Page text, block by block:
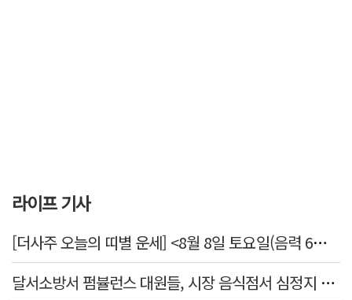
라이프 기사
[더사주 오늘의 띠별 운세] <8월 8일 토요일(음력 6월26일)>
달서소방서 펌뷸런스 대원들, 시장 음식점서 심정지 환자 생명 살려